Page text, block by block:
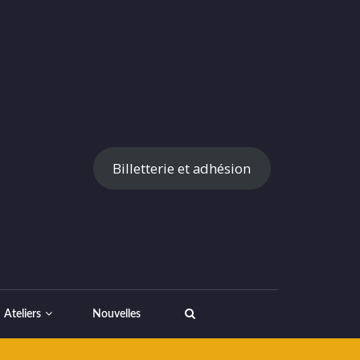
Billetterie et adhésion
Ateliers Nouvelles